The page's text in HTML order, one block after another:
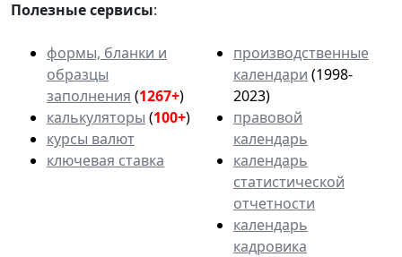
Полезные сервисы:
формы, бланки и
образцы
заполнения (1267+)
калькуляторы (100+)
курсы валют
ключевая ставка
производственные
календари (1998-
2023)
правовой
календарь
календарь
статистической
отчетности
календарь
кадровика